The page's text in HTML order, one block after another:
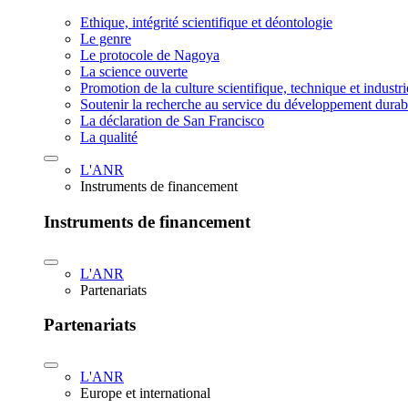
Ethique, intégrité scientifique et déontologie
Le genre
Le protocole de Nagoya
La science ouverte
Promotion de la culture scientifique, technique et
Soutenir la recherche au service du développement
La déclaration de San Francisco
La qualité
L'ANR
Instruments de financement
Instruments de financement
L'ANR
Partenariats
Partenariats
L'ANR
Europe et international